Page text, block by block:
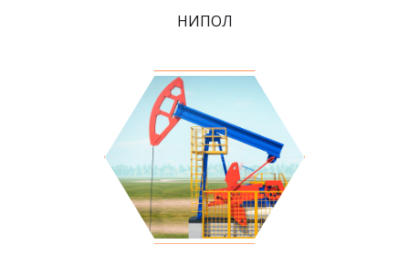
НИПОЛ